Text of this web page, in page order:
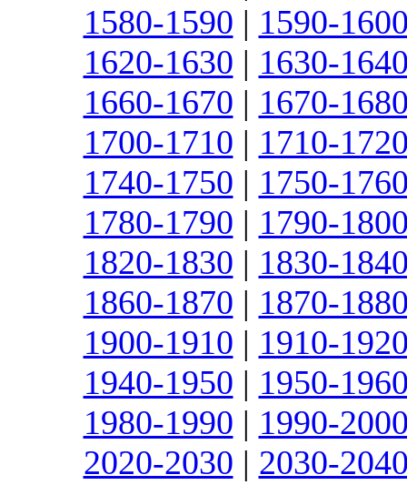
1580-1590 | 1590-
1620-1630 | 1630-
1660-1670 | 1670-
1700-1710 | 1710-
1740-1750 | 1750-
1780-1790 | 1790-
1820-1830 | 1830-
1860-1870 | 1870-
1900-1910 | 1910-
1940-1950 | 1950-
1980-1990 | 1990-
2020-2030 | 2030-